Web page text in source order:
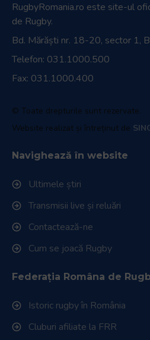
RugbyRomania.ro este site-ul
de Rugby.
Bd. Mărăști nr. 18-20, sector 1,
Telefon: 031.1000.500
Fax: 031.1000.400
© Toate drepturile sunt rezervate.
Website realizat și întreținut de
Navighează în website
Ultimele știri
Transmisii live și reluări
Contactează-ne
Cum se joacă Rugby
Federația Româna de
Istoric rugby în România
Cluburi afiliate la FRR